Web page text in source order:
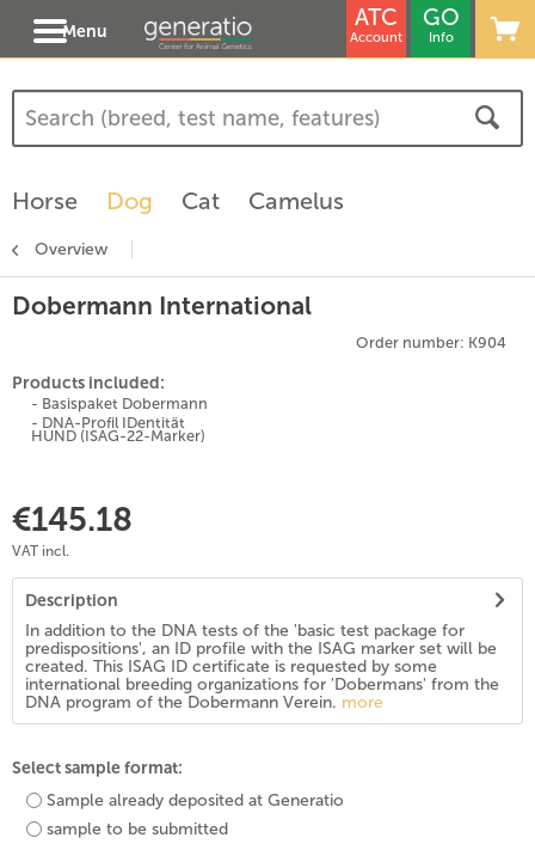
Menu
ATC
Account
GO
Info
Horse Dog Cat Camelus
Overview
Dobermann International
Order number: K904
Products included:
- Basispaket Dobermann
- DNA-Profil IDentität
HUND (ISAG-22-Marker)
€145.18
VAT incl.
Description
In addition to the DNA tests of the 'basic test package for
predispositions', an ID profile with the ISAG marker set will be
created. This ISAG ID certificate is requested by some
international breeding organizations for 'Dobermans' from the
DNA program of the Dobermann Verein. more
Select sample format:
Sample already deposited at Generatio
sample to be submitted